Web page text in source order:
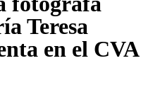
Teresa
en el CVA